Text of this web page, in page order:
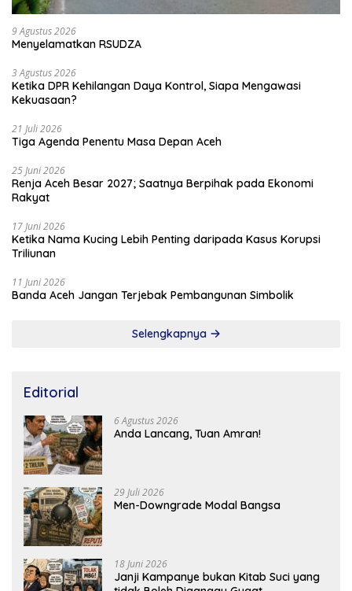
9 Agustus 2026
Menyelamatkan RSUDZA
3 Agustus 2026
Ketika DPR Kehilangan Daya Kontrol, Siapa Mengawasi
Kekuasaan?
21 Juli 2026
Tiga Agenda Penentu Masa Depan Aceh
25 Juni 2026
Renja Aceh Besar 2027; Saatnya Berpihak pada Ekonomi
Rakyat
17 Juni 2026
Ketika Nama Kucing Lebih Penting daripada Kasus Korupsi
Triliunan
11 Juni 2026
Banda Aceh Jangan Terjebak Pembangunan Simbolik
Selengkapnya
Editorial
6 Agustus 2026
Anda Lancang, Tuan Amran!
29 Juli 2026
Men-Downgrade Modal Bangsa
18 Juni 2026
Janji Kampanye bukan Kitab Suci yang